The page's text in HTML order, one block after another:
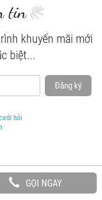
tin
khuyến mãi mới
biệt...
Đăng ký
GỌI NGAY
hỏi